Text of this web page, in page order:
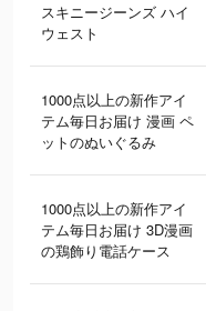
スキニージーンズ ハイ
ウェスト
1000点以上の新作アイ
テム毎日お届け 漫画 ペ
ットのぬいぐるみ
1000点以上の新作アイ
テム毎日お届け 3D漫画
の鶏飾り電話ケース